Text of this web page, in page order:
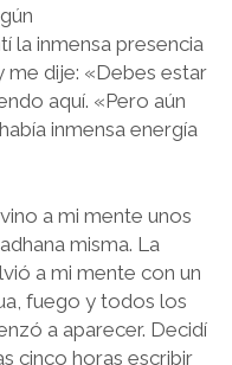
la inmensa presencia
me dije: «Debes estar
aquí. «Pero aún
inmensa energía
a mi mente unos
misma. La
a mi mente con un
fuego y todos los
a aparecer. Decidí
cinco horas escribir